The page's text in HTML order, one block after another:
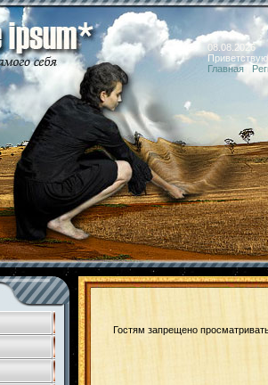
08.08.2026
Главная
Гостям запрещено